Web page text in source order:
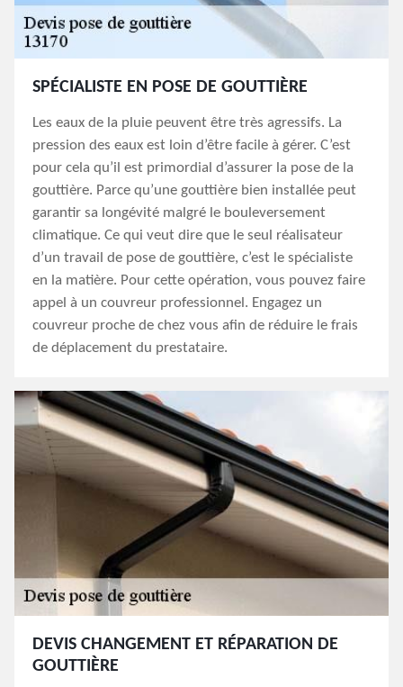
SPÉCIALISTE EN POSE DE GOUTTIÈRE
Les eaux de la pluie peuvent être très agressifs. La
pression des eaux est loin d’être facile à gérer. C’est
pour cela qu’il est primordial d’assurer la pose de la
gouttière. Parce qu’une gouttière bien installée peut
garantir sa longévité malgré le bouleversement
climatique. Ce qui veut dire que le seul réalisateur
d’un travail de pose de gouttière, c’est le spécialiste
en la matière. Pour cette opération, vous pouvez faire
appel à un couvreur professionnel. Engagez un
couvreur proche de chez vous afin de réduire le frais
de déplacement du prestataire.
DEVIS CHANGEMENT ET RÉPARATION DE
GOUTTIÈRE